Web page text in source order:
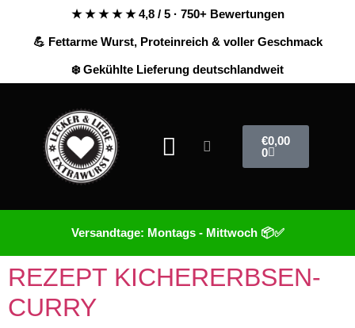
★ ★ ★ ★ ★ 4,8 / 5 · 750+ Bewertungen
💪 Fettarme Wurst, Proteinreich & voller Geschmack
❄️ Gekühlte Lieferung deutschlandweit
€0,00
0
Versandtage: Montags - Mittwoch 📦✅
REZEPT KICHERERBSEN-
CURRY